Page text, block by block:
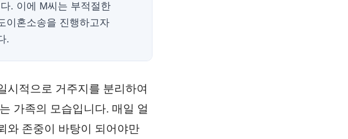
. 이에 M씨는 부적절한
이혼소송을 진행하고자
.
시적으로 거주지를 분리하여
가족의 모습입니다. 매일 얼
와 존중이 바탕이 되어야만